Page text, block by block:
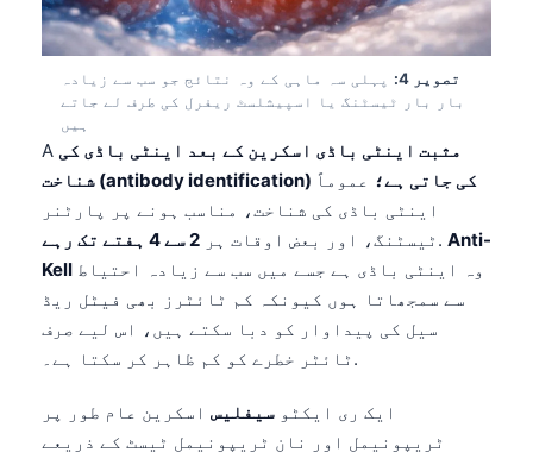
تصویر 4:
پہلی سہ ماہی کے وہ نتائج جو سب سے زیادہ
بار بار ٹیسٹنگ یا اسپیشلسٹ ریفرل کی طرف لے جاتے
ہیں
A مثبت اینٹی باڈی اسکرین کے بعد اینٹی باڈی کی
شناخت (antibody identification) کی جاتی ہے؛ عموماً
اینٹی باڈی کی شناخت، مناسب ہونے پر پارٹنر
ٹیسٹنگ، اور بعض اوقات ہر 2 سے 4 ہفتے تک رہے . Anti-
Kell
سے سمجھاتا ہوں کیونکہ کم ٹائٹرز بھی فیٹل ریڈ
سیل کی پیداوار کو دبا سکتے ہیں، اس لیے صرف
ٹائٹر خطرے کو کم ظاہر کر سکتا ہے۔.
ایک ری ایکٹو سیفلیس اسکرین عام طور پر
ٹریپونیمل اور نان ٹریپونیمل ٹیسٹ کے ذریعے